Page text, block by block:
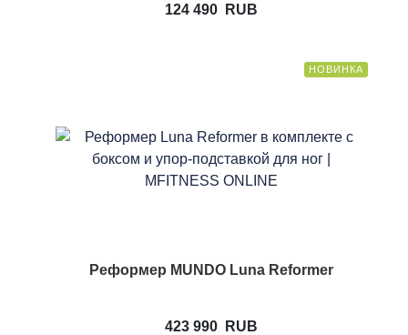
124 490 RUB
НОВИНКА
Реформер MUNDO Luna Reformer
423 990 RUB